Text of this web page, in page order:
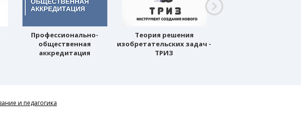
Профессионально-
общественная
аккредитация
Теория решения
изобретательских задач -
ТРИЗ
и педагогика